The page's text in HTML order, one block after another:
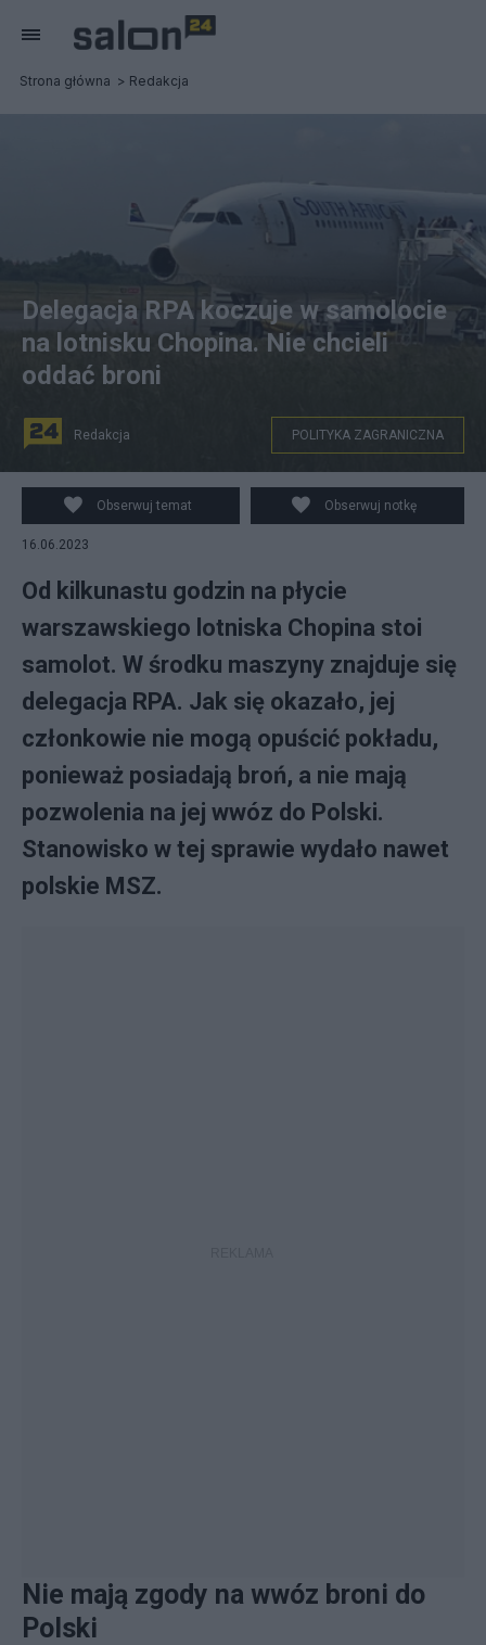
Strona główna Redakcja
(Samolot z delegacją RPA na płycie warszawskiego
lotniska Chopina. Fot. Twitter/@MDzienynski)
Delegacja RPA koczuje w samolocie
na lotnisku Chopina. Nie chcieli
oddać broni
Redakcja POLITYKA ZAGRANICZNA
Obserwuj temat Obserwuj notkę
16.06.2023
Od kilkunastu godzin na płycie
warszawskiego lotniska Chopina stoi
samolot. W środku maszyny znajduje się
delegacja RPA. Jak się okazało, jej
członkowie nie mogą opuścić pokładu,
ponieważ posiadają broń, a nie mają
pozwolenia na jej wwóz do Polski.
Stanowisko w tej sprawie wydało nawet
polskie MSZ.
Nie mają zgody na wwóz broni do
Polski